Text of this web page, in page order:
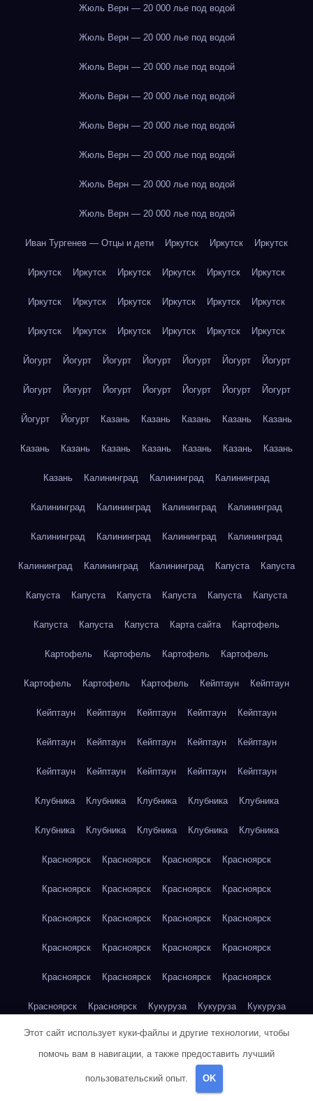
Жюль Верн — 20 000 лье под водой
Жюль Верн — 20 000 лье под водой
Жюль Верн — 20 000 лье под водой
Жюль Верн — 20 000 лье под водой
Жюль Верн — 20 000 лье под водой
Жюль Верн — 20 000 лье под водой
Жюль Верн — 20 000 лье под водой
Жюль Верн — 20 000 лье под водой
Иван Тургенев — Отцы и дети Иркутск Иркутск Иркутск
Иркутск Иркутск Иркутск Иркутск Иркутск Иркутск
Иркутск Иркутск Иркутск Иркутск Иркутск Иркутск
Иркутск Иркутск Иркутск Иркутск Иркутск Иркутск
Йогурт Йогурт Йогурт Йогурт Йогурт Йогурт Йогурт
Йогурт Йогурт Йогурт Йогурт Йогурт Йогурт Йогурт
Йогурт Йогурт Казань Казань Казань Казань Казань
Казань Казань Казань Казань Казань Казань Казань
Казань Калининград Калининград Калининград
Калининград Калининград Калининград Калининград
Калининград Калининград Калининград Калининград
Калининград Калининград Калининград Капуста Капуста
Капуста Капуста Капуста Капуста Капуста Капуста
Капуста Капуста Капуста Карта сайта Картофель
Картофель Картофель Картофель Картофель
Картофель Картофель Картофель Кейптаун Кейптаун
Кейптаун Кейптаун Кейптаун Кейптаун Кейптаун
Кейптаун Кейптаун Кейптаун Кейптаун Кейптаун
Кейптаун Кейптаун Кейптаун Кейптаун Кейптаун
Клубника Клубника Клубника Клубника Клубника
Клубника Клубника Клубника Клубника Клубника
Красноярск Красноярск Красноярск Красноярск
Красноярск Красноярск Красноярск Красноярск
Красноярск Красноярск Красноярск Красноярск
Красноярск Красноярск Красноярск Красноярск
Красноярск Красноярск Красноярск Красноярск
Красноярск Красноярск Кукуруза Кукуруза Кукуруза
Кукуруза Кукуруза Кукуруза Кукуруза Кукуруза
Кукуруза
Куриная грудка
Этот сайт использует куки-файлы и другие технологии, чтобы
помочь вам в навигации, а также предоставить лучший
пользовательский опыт. OK